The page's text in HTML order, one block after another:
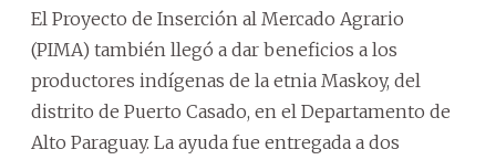
El Proyecto de Inserción al Mercado Agrario
(PIMA) también llegó a dar beneficios a los
productores indígenas de la etnia Maskoy, del
distrito de Puerto Casado, en el Departamento de
Alto Paraguay. La ayuda fue entregada a dos